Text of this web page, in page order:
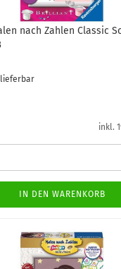
nach Zahlen Classic
inkl.
IN DEN WARENKORB